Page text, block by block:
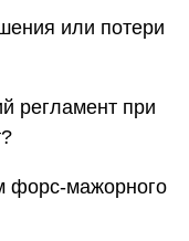
или потери
регламент при
форс-мажорного